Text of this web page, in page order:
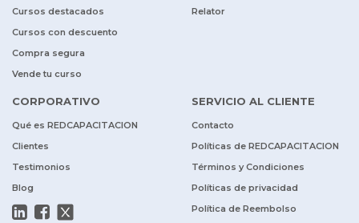
Cursos destacados
Cursos con descuento
Compra segura
Vende tu curso
Relator
CORPORATIVO
Qué es REDCAPACITACION
Clientes
Testimonios
Blog
SERVICIO AL CLIENTE
Contacto
Políticas de REDCAPACITACION
Términos y Condiciones
Políticas de privacidad
Política de Reembolso